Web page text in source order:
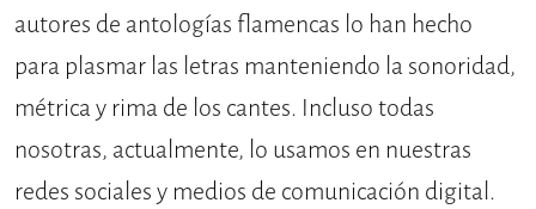
autores de anto­logías flamencas lo han hecho
para plasmar las letras manteniendo la so­noridad,
métrica y rima de los cantes. Incluso todas
nosotras, actualmente, lo usamos en nuestras
redes sociales y medios de comunicación digital.